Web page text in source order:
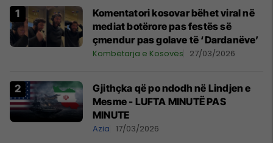
Komentatori kosovar bëhet viral në
mediat botërore pas festës së
çmendur pas golave të ‘Dardanëve’
Kombëtarja e Kosovës 27/03/2026
Gjithçka që po ndodh në Lindjen e
Mesme - LUFTA MINUTË PAS
MINUTE
Azia 17/03/2026